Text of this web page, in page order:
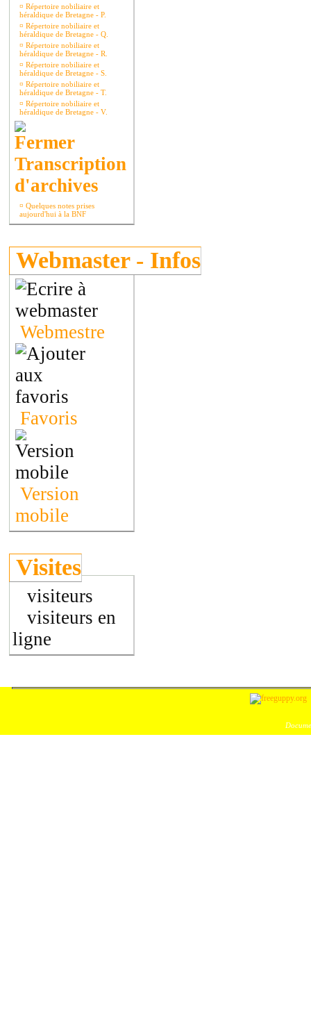
¤ Répertoire nobiliaire et
héraldique de Bretagne - P.
¤ Répertoire nobiliaire et
héraldique de Bretagne - Q.
¤ Répertoire nobiliaire et
héraldique de Bretagne - R.
¤ Répertoire nobiliaire et
héraldique de Bretagne - S.
¤ Répertoire nobiliaire et
héraldique de Bretagne - T.
¤ Répertoire nobiliaire et
héraldique de Bretagne - V.
Transcription
d'archives
¤ Quelques notes prises
aujourd'hui à la BNF
Webmaster - Infos
Webmestre
Favoris
Version
mobile
Visites
visiteurs
visiteurs en
ligne